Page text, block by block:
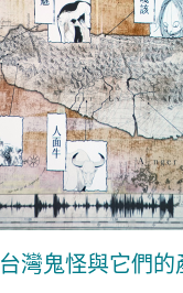
台灣鬼怪與它們的